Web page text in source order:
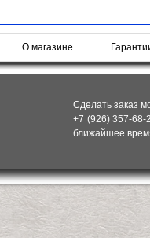
О магазине
Сделать заказ
+7 (926) 357-
ближайшее